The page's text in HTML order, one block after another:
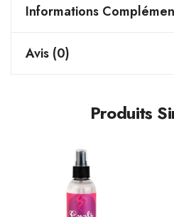
Informations
Avis (0)
Produits